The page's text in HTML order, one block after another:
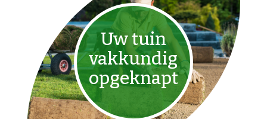
Uw tuin
vakkundig
opgeknapt